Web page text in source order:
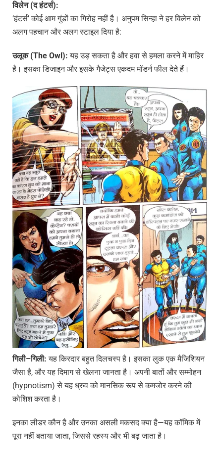
विलेन(द हंटर्स):
‘हंटर्स’ कोई आम गुंडों का गिरोह नहीं है। अनुपम सिन्हा ने हर विलेन को
अलग पहचान और अलग स्टाइल दिया है:
उलूक(The Owl): यह उड़ सकता है और हवा से हमला करने में माहिर
है। इसका डिजाइन और इसके गैजेट्स एकदम मॉडर्न फील देते हैं।
गिली–गिली: यह किरदार बहुत दिलचस्प है। इसका लुक एक मैजिशियन
जैसा है, और यह दिमाग से खेलना जानता है। अपनी बातों और सम्मोहन
(hypnotism) से यह ध्रुव को मानसिक रूप से कमजोर करने की
कोशिश करता है।
इनका लीडर कौन है और उनका असली मकसद क्या है—यह कॉमिक में
पूरा नहीं बताया जाता, जिससे रहस्य और भी बढ़ जाता है।